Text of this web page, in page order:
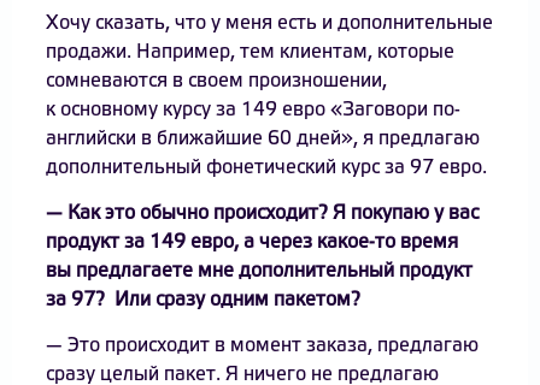
Хочу сказать, что у меня есть и дополнительные
продажи. Например, тем клиентам, которые
сомневаются в своем произношении,
к основному курсу за 149 евро «Заговори по-
английски в ближайшие 60 дней», я предлагаю
дополнительный фонетический курс за 97 евро.
— Как это обычно происходит? Я покупаю у вас
продукт за 149 евро, а через какое-то время
вы предлагаете мне дополнительный продукт
за 97? Или сразу одним пакетом?
— Это происходит в момент заказа, предлагаю
сразу целый пакет. Я ничего не предлагаю